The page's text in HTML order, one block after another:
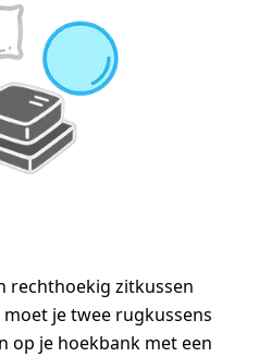
rechthoekig zitkussen
je twee rugkussens
op je hoekbank met een